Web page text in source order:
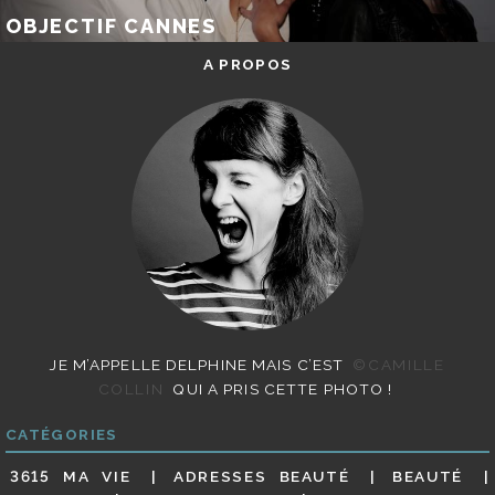
OBJECTIF CANNES
A PROPOS
JE M’APPELLE DELPHINE MAIS C’EST
©CAMILLE
COLLIN
QUI A PRIS CETTE PHOTO !
CATÉGORIES
3615 MA VIE ADRESSES BEAUTÉ
BEAUTÉ